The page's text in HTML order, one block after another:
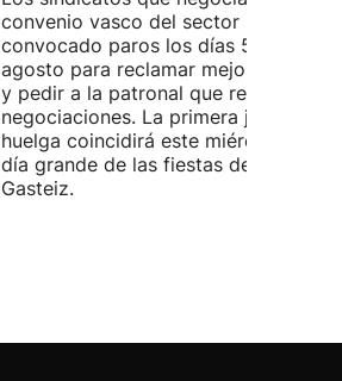
convenio vasco del sector han
convocado paros los días 5, 14 y 26
agosto para reclamar mejoras
y pedir a la patronal que retome las
negociaciones. La primera jornada de
huelga coincidirá este miércoles con
día grande de las fiestas de Vitoria-
Gasteiz.